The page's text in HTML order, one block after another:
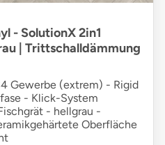
- SolutionX 2in1
| Trittschalldämmung
Gewerbe (extrem) - Rigid
- Klick-System
- hellgrau -
Oberfläche